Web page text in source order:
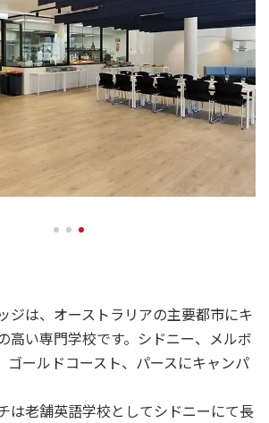
ジは、オーストラリアの主要都市にキ
高い専門学校です。シドニー、メルボ
ゴールドコースト、パースにキャンパ
は老舗英語学校としてシドニーにて長